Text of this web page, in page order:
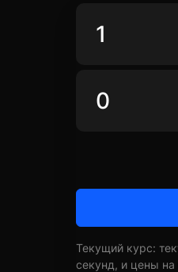
Текущий курс:
секунд, и цены на